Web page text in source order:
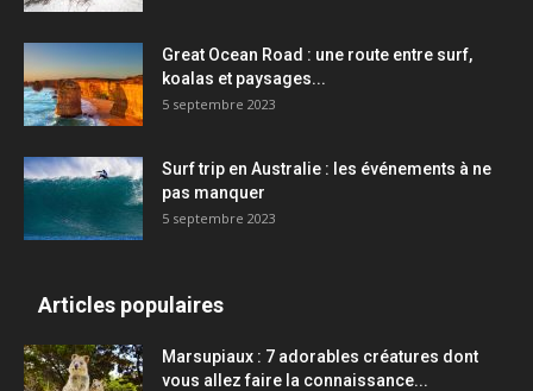
Great Ocean Road : une route entre surf,
koalas et paysages...
5 septembre 2023
Surf trip en Australie : les événements à ne
pas manquer
5 septembre 2023
Articles populaires
Marsupiaux : 7 adorables créatures dont
vous allez faire la connaissance...